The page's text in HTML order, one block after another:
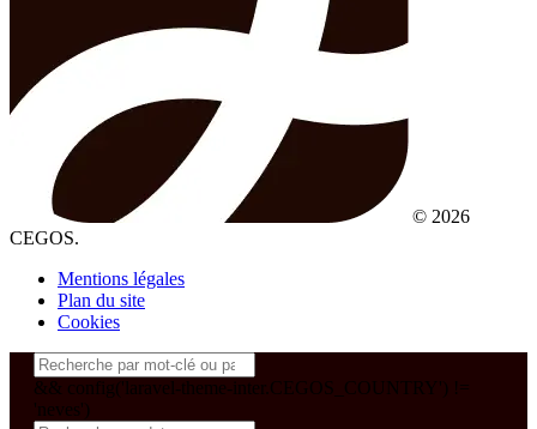
© 2026
CEGOS.
Mentions légales
Plan du site
Cookies
&& config('laravel-theme-inter.CEGOS_COUNTRY') !=
'neves')